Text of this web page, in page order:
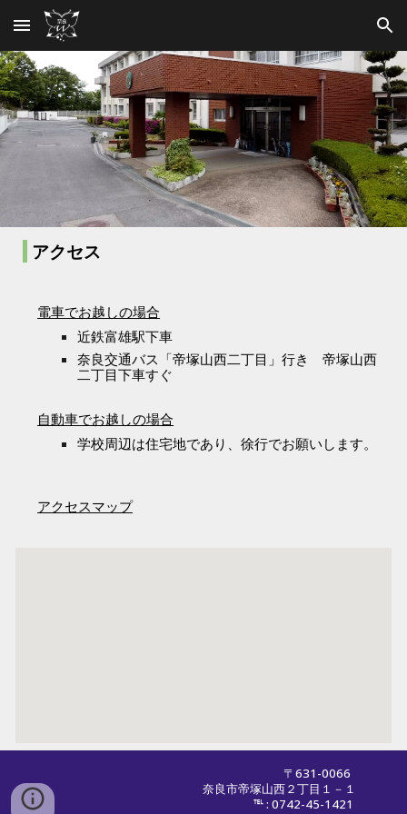
Skip to main content Skip to navigation
アクセス
電車でお越しの場合
近鉄富雄駅下車
奈良交通バス「帝塚山西二丁目」行き 帝塚山西
二丁目下車すぐ
自動車でお越しの場合
学校周辺は住宅地であり、徐行でお願いします。
アクセスマップ
〒631-0066
奈良市帝塚山西２丁目１－１
℡ : 0742-45-1421